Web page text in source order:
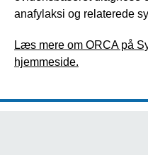
anafylaksi og relaterede
Læs mere om ORCA på
hjemmeside.